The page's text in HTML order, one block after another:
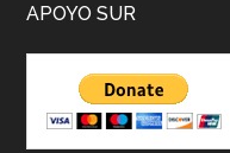
APOYO SUR